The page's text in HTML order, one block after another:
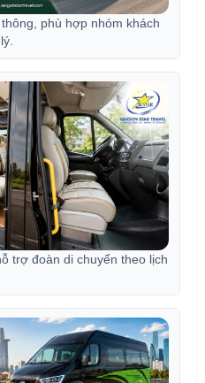
phù hợp nhóm khách
trợ đoàn di chuyển theo lịch